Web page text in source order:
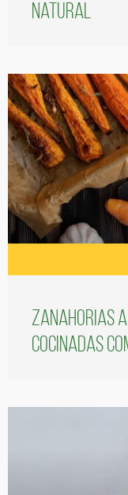
natural
Zanahorias
cocinadas